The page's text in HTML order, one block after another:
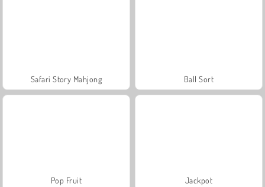
Safari Story Mahjong Ball Sort
Pop Fruit Jackpot